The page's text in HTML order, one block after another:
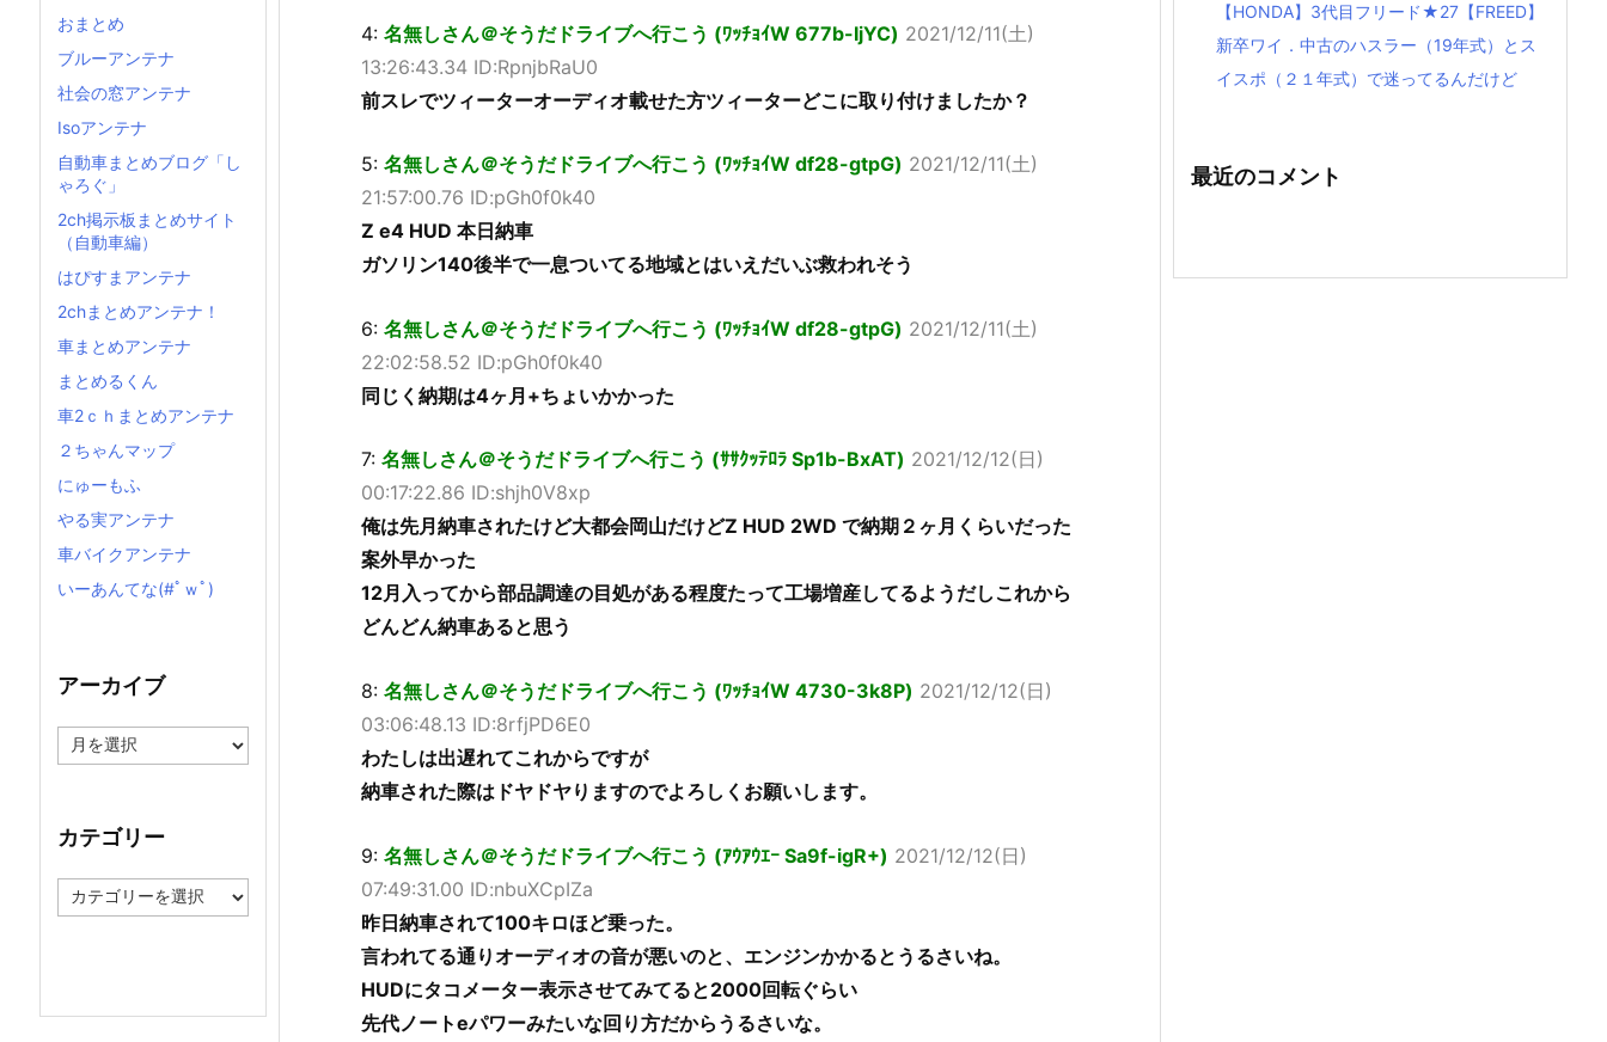
4: 名無しさん＠そうだドライブへ行こう (ﾜｯﾁｮｲW 677b-IjYC) 2021/12/11(土)
13:26:43.34 ID:RpnjbRaU0
前スレでツィーターオーディオ載せた方ツィーターどこに取り付けましたか？
5: 名無しさん＠そうだドライブへ行こう (ﾜｯﾁｮｲW df28-gtpG) 2021/12/11(土)
21:57:00.76 ID:pGh0f0k40
Z e4 HUD 本日納車
ガソリン140後半で一息ついてる地域とはいえだいぶ救われそう
6: 名無しさん＠そうだドライブへ行こう (ﾜｯﾁｮｲW df28-gtpG) 2021/12/11(土)
22:02:58.52 ID:pGh0f0k40
同じく納期は4ヶ月+ちょいかかった
7: 名無しさん＠そうだドライブへ行こう (ｻｻｸｯﾃﾛﾗ Sp1b-BxAT) 2021/12/12(日)
00:17:22.86 ID:shjh0V8xp
俺は先月納車されたけど大都会岡山だけどZ HUD 2WD で納期２ヶ月くらいだった
案外早かった
12月入ってから部品調達の目処がある程度たって工場増産してるようだしこれから
どんどん納車あると思う
8: 名無しさん＠そうだドライブへ行こう (ﾜｯﾁｮｲW 4730-3k8P) 2021/12/12(日)
03:06:48.13 ID:8rfjPD6E0
わたしは出遅れてこれからですが
納車された際はドヤドヤりますのでよろしくお願いします。
9: 名無しさん＠そうだドライブへ行こう (ｱｳｱｳｴｰ Sa9f-igR+) 2021/12/12(日)
07:49:31.00 ID:nbuXCpIZa
昨日納車されて100キロほど乗った。
言われてる通りオーディオの音が悪いのと、エンジンかかるとうるさいね。
HUDにタコメーター表示させてみてると2000回転ぐらい
先代ノートeパワーみたいな回り方だからうるさいな。
おまとめ
ブルーアンテナ
社会の窓アンテナ
Isoアンテナ
自動車まとめブログ「し
ゃろぐ」
2ch掲示板まとめサイト
（自動車編）
はぴすまアンテナ
2chまとめアンテナ！
車まとめアンテナ
まとめるくん
車2ｃｈまとめアンテナ
２ちゃんマップ
にゅーもふ
やる実アンテナ
車バイクアンテナ
いーあんてな(#ﾟｗﾟ)
アーカイブ
ー
ブ
カテゴリー
テ
【HONDA】3代目フリード★27【FREED】
新卒ワイ．中古のハスラー（19年式）とス
イスポ（２１年式）で迷ってるんだけど
最近のコメント